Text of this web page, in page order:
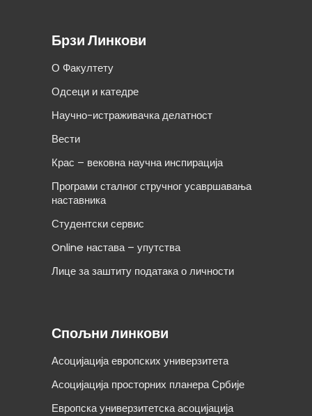
Брзи Линкови
О Факултету
Одсеци и катедре
Научно-истраживачка делатност
Вести
Крас – вековна научна инспирација
Програми сталног стручног усавршавања
наставника
Студентски сервис
Online настава – упутства
Лице за заштиту података о личности
Спољни линкови
Асоцијација европских универзитета
Асоцијација просторних планера Србије
Европска универзитетска асоцијација